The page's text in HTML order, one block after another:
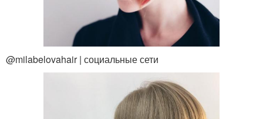
@milabelovahair | социальные сети